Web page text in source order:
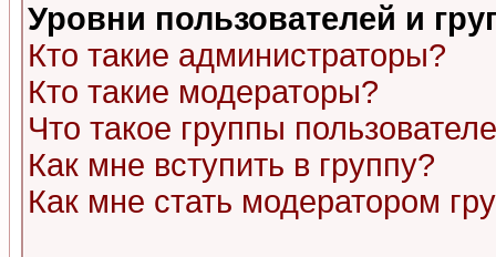
Уровни пользователей и
Кто такие администраторы?
Кто такие модераторы?
Что такое группы
Как мне вступить в группу?
Как мне стать модератором